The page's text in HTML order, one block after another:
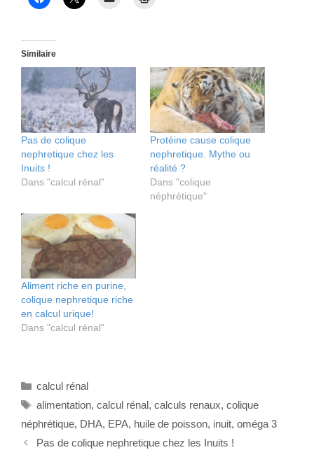
Similaire
Pas de colique
nephretique chez les
Inuits !
Dans "calcul rénal"
Protéine cause colique
nephretique. Mythe ou
réalité ?
Dans "colique
néphrétique"
Aliment riche en purine,
colique nephretique riche
en calcul urique!
Dans "calcul rénal"
Catégories
calcul rénal
Étiquettes
alimentation, calcul rénal, calculs renaux, colique
néphrétique, DHA, EPA, huile de poisson, inuit, oméga 3
Pas de colique nephretique chez les Inuits !